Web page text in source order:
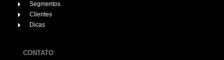
Segmentos
Clientes
Dicas
CONTATO